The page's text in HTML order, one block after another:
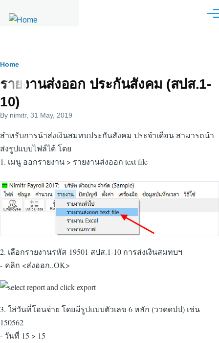
Breadcrumb
Home
รายงานส่งออก ประกันสังคม (สปส.1-
10)
By nimitr, 31 May, 2019
สำหรับการนำส่งเงินสมทบประกันสังคม ประจำเดือน สามารถนำ
ส่งรูปแบบไฟล์ได้ โดย
1. เมนู ออกรายงาน > รายงานส่งออก text file
2. เลือกรายงานรหัส 19501 สปส.1-10 การส่งเงินสมทบฯ
- คลิก <ส่งออก..OK>
3. ใส่วันที่โอนจ่าย โดยมีรูปแบบตัวเลข 6 หลัก (ววดดปป) เช่น
150562
- วันที่ 15 > 15